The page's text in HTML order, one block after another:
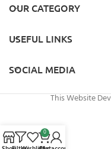
OUR CATEGORY
USEFUL LINKS
SOCIAL MEDIA
This Website
0